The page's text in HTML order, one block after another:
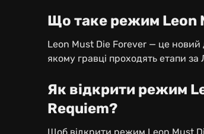
Що таке режим Leon
Leon Must Die Forever — це новий
якому гравці проходять етапи
Як відкрити режим
Requiem?